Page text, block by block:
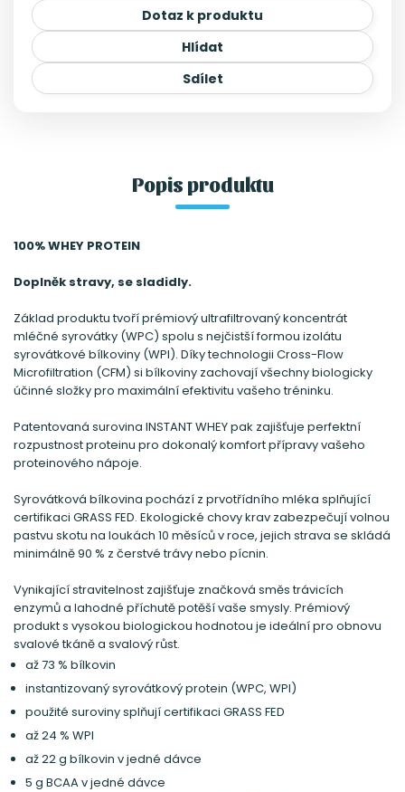
Dotaz k produktu
Hlídat
Sdílet
Popis produktu
100% WHEY PROTEIN
Doplněk stravy, se sladidly.
Základ produktu tvoří prémiový ultrafiltrovaný koncentrát
mléčné syrovátky (WPC) spolu s nejčistší formou izolátu
syrovátkové bílkoviny (WPI). Díky technologii Cross-Flow
Microfiltration (CFM) si bílkoviny zachovají všechny biologicky
účinné složky pro maximální efektivitu vašeho tréninku.
Patentovaná surovina INSTANT WHEY pak zajišťuje perfektní
rozpustnost proteinu pro dokonalý komfort přípravy vašeho
proteinového nápoje.
Syrovátková bílkovina pochází z prvotřídního mléka splňující
certifikaci GRASS FED. Ekologické chovy krav zabezpečují volnou
pastvu skotu na loukách 10 měsíců v roce, jejich strava se skládá
minimálně 90 % z čerstvé trávy nebo pícnin.
Vynikající stravitelnost zajišťuje značková směs trávicích
enzymů a lahodné příchutě potěší vaše smysly. Prémiový
produkt s vysokou biologickou hodnotou je ideální pro obnovu
svalové tkáně a svalový růst.
až 73 % bílkovin
instantizovaný syrovátkový protein (WPC, WPI)
použité suroviny splňují certifikaci GRASS FED
až 24 % WPI
až 22 g bílkovin v jedné dávce
5 g BCAA v jedné dávce